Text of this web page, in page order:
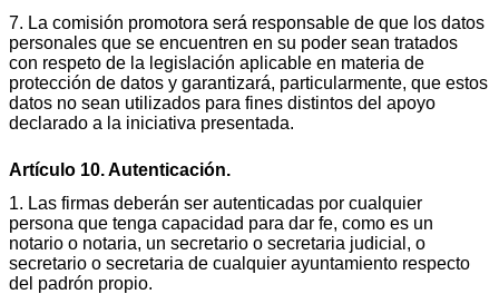
7. La comisión promotora será responsable de que los datos
personales que se encuentren en su poder sean tratados
con respeto de la legislación aplicable en materia de
protección de datos y garantizará, particularmente, que estos
datos no sean utilizados para fines distintos del apoyo
declarado a la iniciativa presentada.
Artículo 10. Autenticación.
1. Las firmas deberán ser autenticadas por cualquier
persona que tenga capacidad para dar fe, como es un
notario o notaria, un secretario o secretaria judicial, o
secretario o secretaria de cualquier ayuntamiento respecto
del padrón propio.